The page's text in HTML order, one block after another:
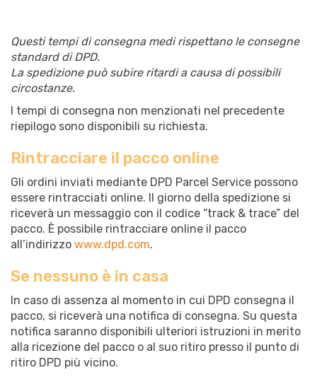
Questi tempi di consegna medi rispettano le consegne
standard di DPD.
La spedizione può subire ritardi a causa di possibili
circostanze.
I tempi di consegna non menzionati nel precedente
riepilogo sono disponibili su richiesta.
Rintracciare il pacco online
Gli ordini inviati mediante DPD Parcel Service possono
essere rintracciati online. Il giorno della spedizione si
riceverà un messaggio con il codice “track & trace” del
pacco. È possibile rintracciare online il pacco
all’indirizzo www.dpd.com.
Se nessuno è in casa
In caso di assenza al momento in cui DPD consegna il
pacco, si riceverà una notifica di consegna. Su questa
notifica saranno disponibili ulteriori istruzioni in merito
alla ricezione del pacco o al suo ritiro presso il punto di
ritiro DPD più vicino.